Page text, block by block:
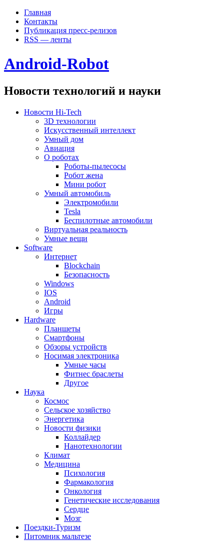
Главная
Контакты
Публикация пресс-релизов
RSS — ленты
Android-Robot
Новости технологий и науки
Новости Hi-Tech
3D технологии
Искусственный интеллект
Умный дом
Авиация
О роботах
Роботы-пылесосы
Робот жена
Мини робот
Умный автомобиль
Электромобили
Tesla
Беспилотные автомобили
Виртуальная реальность
Умные вещи
Software
Интернет
Blockchain
Безопасность
Windows
IOS
Android
Игры
Hardware
Планшеты
Смартфоны
Обзоры устройств
Носимая электроника
Умные часы
Фитнес браслеты
Другое
Наука
Космос
Сельское хозяйство
Энергетика
Новости физики
Коллайдер
Нанотехнологии
Климат
Медицина
Психология
Фармакология
Онкология
Генетические исследования
Сердце
Мозг
Поездки-Туризм
Питомник мальтезе